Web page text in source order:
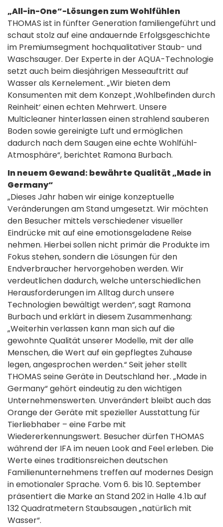
„All-in-One“-Lösungen zum Wohlfühlen
THOMAS ist in fünfter Generation familiengeführt und
schaut stolz auf eine andauernde Erfolgsgeschichte
im Premiumsegment hochqualitativer Staub- und
Waschsauger. Der Experte in der AQUA-Technologie
setzt auch beim diesjährigen Messeauftritt auf
Wasser als Kernelement. „Wir bieten dem
Konsumenten mit dem Konzept ‚Wohlbefinden durch
Reinheit‘ einen echten Mehrwert. Unsere
Multicleaner hinterlassen einen strahlend sauberen
Boden sowie gereinigte Luft und ermöglichen
dadurch nach dem Saugen eine echte Wohlfühl-
Atmosphäre“, berichtet Ramona Burbach.
In neuem Gewand: bewährte Qualität „Made in
Germany“
„Dieses Jahr haben wir einige konzeptuelle
Veränderungen am Stand umgesetzt. Wir möchten
den Besucher mittels verschiedener visueller
Eindrücke mit auf eine emotionsgeladene Reise
nehmen. Hierbei sollen nicht primär die Produkte im
Fokus stehen, sondern die Lösungen für den
Endverbraucher hervorgehoben werden. Wir
verdeutlichen dadurch, welche unterschiedlichen
Herausforderungen im Alltag durch unsere
Technologien bewältigt werden“, sagt Ramona
Burbach und erklärt in diesem Zusammenhang:
„Weiterhin verlassen kann man sich auf die
gewohnte Qualität unserer Modelle, mit der alle
Menschen, die Wert auf ein gepflegtes Zuhause
legen, angesprochen werden.“ Seit jeher stellt
THOMAS seine Geräte in Deutschland her. „Made in
Germany“ gehört eindeutig zu den wichtigen
Unternehmenswerten. Unverändert bleibt auch das
Orange der Geräte mit spezieller Ausstattung für
Tierliebhaber – eine Farbe mit
Wiedererkennungswert. Besucher dürfen THOMAS
während der IFA im neuen Look and Feel erleben. Die
Werte eines traditionsreichen deutschen
Familienunternehmens treffen auf modernes Design
in emotionaler Sprache. Vom 6. bis 10. September
präsentiert die Marke an Stand 202 in Halle 4.1b auf
132 Quadratmetern Staubsaugen „natürlich mit
Wasser“.